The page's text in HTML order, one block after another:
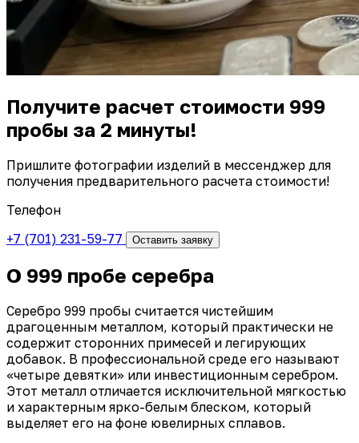
Получите расчет стоимости 999
пробы за 2 минуты!
Пришлите фотографии изделий в мессенджер для
получения предварительного расчета стоимости!
Телефон
+7 (701) 231-59-77
Оставить заявку
О 999 пробе серебра
Серебро 999 пробы считается чистейшим
драгоценным металлом, который практически не
содержит сторонних примесей и легирующих
добавок. В профессиональной среде его называют
«четыре девятки» или инвестиционным серебром.
Этот металл отличается исключительной мягкостью
и характерным ярко-белым блеском, который
выделяет его на фоне ювелирных сплавов.